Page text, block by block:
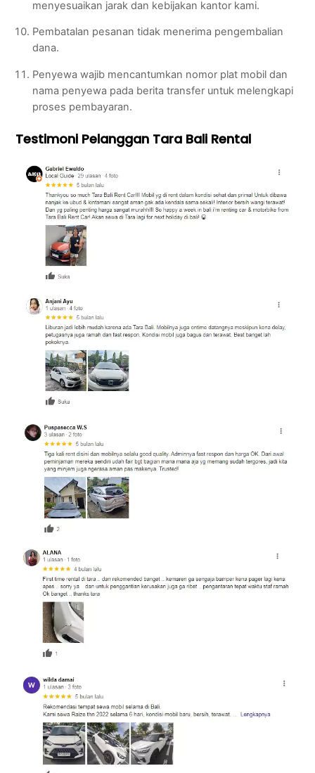
menyesuaikan jarak dan kebijakan kantor kami.
Pembatalan pesanan tidak menerima pengembalian
dana.
Penyewa wajib mencantumkan nomor plat mobil dan
nama penyewa pada berita transfer untuk melengkapi
proses pembayaran.
Testimoni Pelanggan Tara Bali Rental